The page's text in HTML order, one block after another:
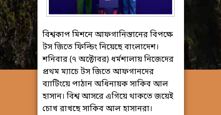
বিশ্বকাপ মিশনে আফগানিস্তানের বিপক্ষে
টস জিতে ফিল্ডিং নিয়েছে বাংলাদেশ।
শনিবার (৭ অক্টোবর) ধর্মশালায় নিজেদের
প্রথম ম্যাচে টস জিতে আফগানদের
ব্যাটিংয়ে পাঠান অধিনায়ক সাকিব আল
হাসান। বিশ্ব আসরে এগিয়ে থাকতে জয়েই
চোখ রাখছে সাকিব আল হাসানরা।